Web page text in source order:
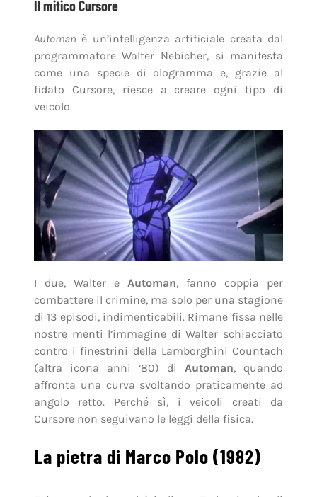
Il mitico Cursore
Automan è un’intelligenza artificiale creata dal
programmatore Walter Nebicher, si manifesta
come una specie di ologramma e, grazie al
fidato Cursore, riesce a creare ogni tipo di
veicolo.
I due, Walter eAutoman, fanno coppia per
combattere il crimine, ma solo per una stagione
di 13 episodi, indimenticabili. Rimane fissa nelle
nostre menti l’immagine di Walter schiacciato
contro i finestrini della Lamborghini Countach
(altra icona anni ’80) diAutoman, quando
affronta una curva svoltando praticamente ad
angolo retto. Perché sì, i veicoli creati da
Cursore non seguivano le leggi della fisica.
La pietra di Marco Polo (1982)